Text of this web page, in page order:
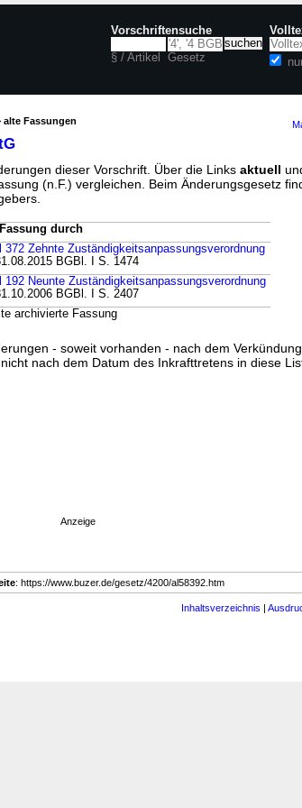
Vorschriftensuche
§ / Artikel Gesetz
alte Fassungen
dieser Vorschrift. Über die Links aktuell
(n.F.) vergleichen. Beim Änderungsgesetz
durch
372 Zehnte Zuständigkeitsanpassungsverordnung
BGBl. I S. 1474
192 Neunte Zuständigkeitsanpassungsverordnung
BGBl. I S. 2407
archivierte Fassung
- soweit vorhanden - nach dem
nach dem Datum des Inkrafttretens in diese
Anzeige
: https://www.buzer.de/gesetz/4200/al58392.htm
Inhaltsverzeichnis |